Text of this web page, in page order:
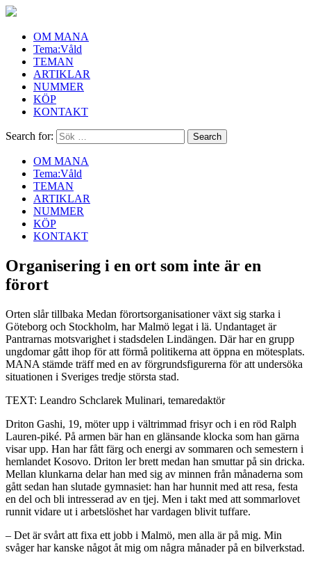
OM MANA
Tema:Våld
TEMAN
ARTIKLAR
NUMMER
KÖP
KONTAKT
Search for:
OM MANA
Tema:Våld
TEMAN
ARTIKLAR
NUMMER
KÖP
KONTAKT
Organisering i en ort som inte är en
förort
Orten slår tillbaka Medan förortsorganisationer växt sig starka i
Göteborg och Stockholm, har Malmö legat i lä. Undantaget är
Pantrarnas motsvarighet i stadsdelen Lindängen. Där har en grupp
ungdomar gått ihop för att förmå politikerna att öppna en mötesplats.
MANA stämde träff med en av förgrundsfigurerna för att undersöka
situationen i Sveriges tredje största stad.
TEXT: Leandro Schclarek Mulinari, temaredaktör
Driton Gashi, 19, möter upp i vältrimmad frisyr och i en röd Ralph
Lauren-piké. På armen bär han en glänsande klocka som han gärna
visar upp. Han har fått färg och energi av sommaren och semestern i
hemlandet Kosovo. Driton ler brett medan han smuttar på sin dricka.
Mellan klunkarna delar han med sig av minnen från månaderna som
gått sedan han slutade gymnasiet: han har hunnit med att resa, festa
en del och bli intresserad av en tjej. Men i takt med att sommarlovet
runnit vidare ut i arbetslöshet har vardagen blivit tuffare.
– Det är svårt att fixa ett jobb i Malmö, men alla är på mig. Min
svåger har kanske något åt mig om några månader på en bilverkstad.